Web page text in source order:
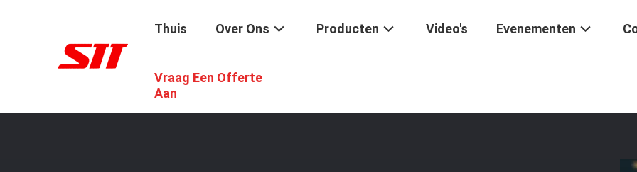
Thuis Over Ons Producten Video's Evenementen
Vraag Een Offerte
Aan
De Windende Machine Van De Transformatorfolie